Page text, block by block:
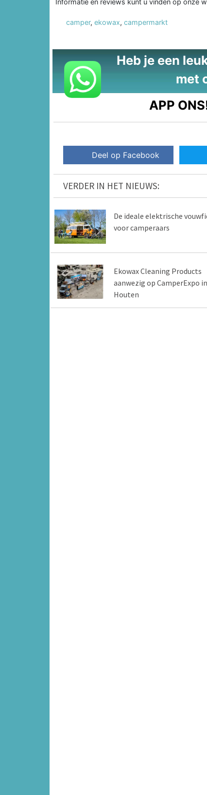
camper, ekowax, campermarkt
Heb je een
met
APP
Deel op Facebook
VERDER IN HET NIEUWS:
De ideale elektrische
voor camperaars
Ekowax Cleaning Products
aanwezig op CamperExpo in
Houten